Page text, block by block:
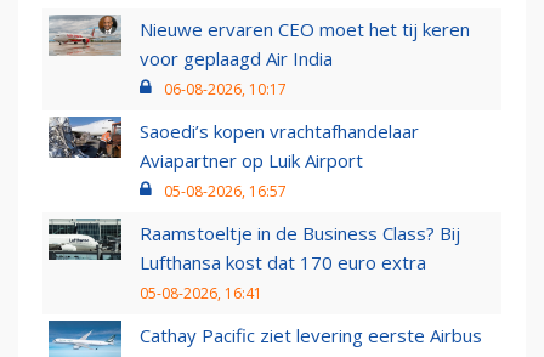
Nieuwe ervaren CEO moet het tij keren
voor geplaagd Air India
06-08-2026, 10:17
Saoedi’s kopen vrachtafhandelaar
Aviapartner op Luik Airport
05-08-2026, 16:57
Raamstoeltje in de Business Class? Bij
Lufthansa kost dat 170 euro extra
05-08-2026, 16:41
Cathay Pacific ziet levering eerste Airbus